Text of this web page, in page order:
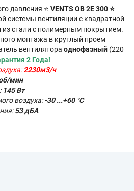
давления ⭐ VENTS ОВ 2Е 300 ⭐
системы вентиляции с квадратной
стали с полимерным покрытием.
монтажа в круглый проем
вентилятора однофазный (220
2 Года!
2230м3/ч
мин
145 Вт
воздуха:-30 ...+60 °С
53 дБА